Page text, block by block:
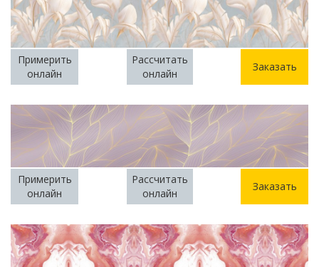
Примерить
онлайн
Рассчитать
онлайн
Заказать
Примерить
онлайн
Рассчитать
онлайн
Заказать